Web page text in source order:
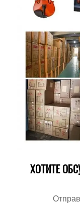
ХОТИТЕ